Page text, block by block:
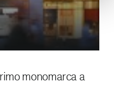
monomarca a